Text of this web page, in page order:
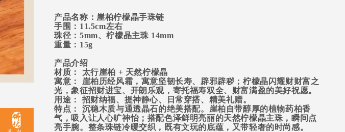
产品名称：崖柏柠檬晶手珠链
手围： 11.5cm左右
珠径： 5mm、柠檬晶主珠 14mm
重量： 15g
产品介绍
材质： 太行崖柏 + 天然柠檬晶
寓意： 崖柏历经风霜，寓意坚韧长寿、辟邪辟秽；柠檬晶闪耀财财富之
光，象征招财进宝、开朗乐观，寄托福寿双全、财富满盈的美好祝愿。
用途： 招财纳福、提神静心、日常穿搭、精美礼赠。
特点： 沉稳木质与通透晶石的绝美搭配。崖柏自带醇厚的植物药柏香
气，吸入让人心旷神怡；搭配色泽鲜明亮丽的天然柠檬晶主珠，瞬间点
亮手腕。整条珠链冷暖交织，既有文玩的底蕴，又带轻奢的时尚感。